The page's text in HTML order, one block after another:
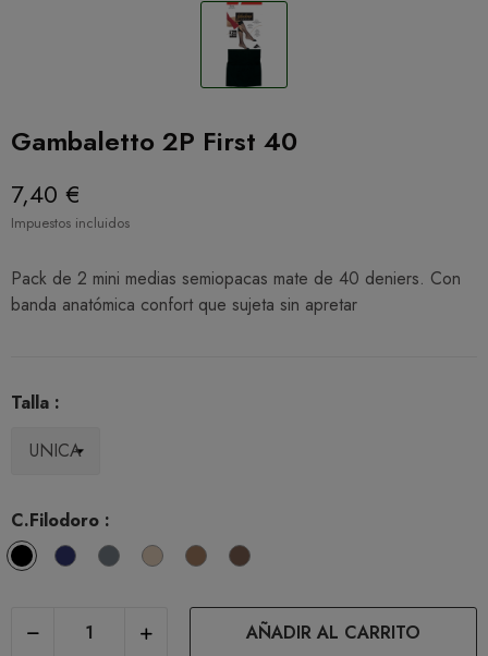
Gambaletto 2P First 40
7,40 €
Impuestos incluidos
Pack de 2 mini medias semiopacas mate de 40 deniers. Con
banda anatómica confort que sujeta sin apretar
Talla :
C.Filodoro :
Nero
Blu PlatinoPlaya Tea Cappuccio
AÑADIR AL CARRITO